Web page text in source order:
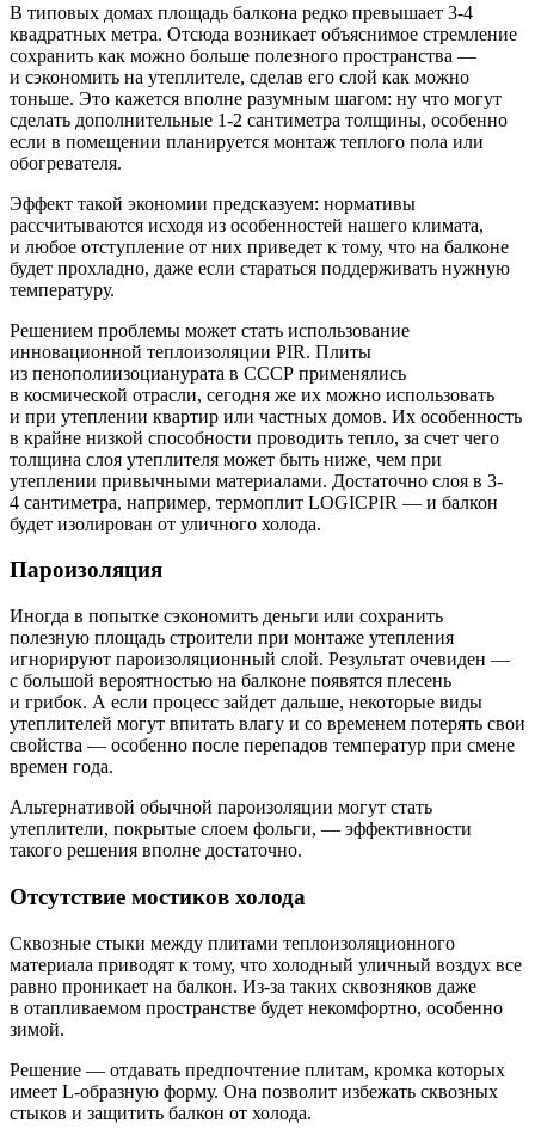
В типовых домах площадь балкона редко превышает 3-4
квадратных метра. Отсюда возникает объяснимое стремление
сохранить как можно больше полезного пространства —
и сэкономить на утеплителе, сделав его слой как можно
тоньше. Это кажется вполне разумным шагом: ну что могут
сделать дополнительные 1-2 сантиметра толщины, особенно
если в помещении планируется монтаж теплого пола или
обогревателя.
Эффект такой экономии предсказуем: нормативы
рассчитываются исходя из особенностей нашего климата,
и любое отступление от них приведет к тому, что на балконе
будет прохладно, даже если стараться поддерживать нужную
температуру.
Решением проблемы может стать использование
инновационной теплоизоляции PIR. Плиты
из пенополиизоцианурата в СССР применялись
в космической отрасли, сегодня же их можно использовать
и при утеплении квартир или частных домов. Их особенность
в крайне низкой способности проводить тепло, за счет чего
толщина слоя утеплителя может быть ниже, чем при
утеплении привычными материалами. Достаточно слоя в 3-
4 сантиметра, например, термоплит LOGICPIR — и балкон
будет изолирован от уличного холода.
Пароизоляция
Иногда в попытке сэкономить деньги или сохранить
полезную площадь строители при монтаже утепления
игнорируют пароизоляционный слой. Результат очевиден —
с большой вероятностью на балконе появятся плесень
и грибок. А если процесс зайдет дальше, некоторые виды
утеплителей могут впитать влагу и со временем потерять свои
свойства — особенно после перепадов температур при смене
времен года.
Альтернативой обычной пароизоляции могут стать
утеплители, покрытые слоем фольги, — эффективности
такого решения вполне достаточно.
Отсутствие мостиков холода
Сквозные стыки между плитами теплоизоляционного
материала приводят к тому, что холодный уличный воздух все
равно проникает на балкон. Из-за таких сквозняков даже
в отапливаемом пространстве будет некомфортно, особенно
зимой.
Решение — отдавать предпочтение плитам, кромка которых
имеет L-образную форму. Она позволит избежать сквозных
стыков и защитить балкон от холода.